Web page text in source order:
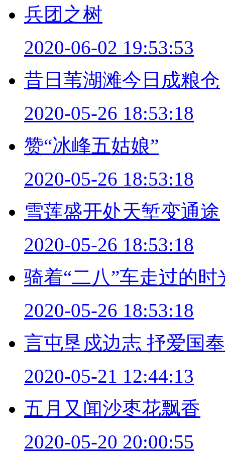
兵团之树
2020-06-02 19:53:53
昔日苇湖滩今日成粮仓
2020-05-26 18:53:18
赞“冰峰五姑娘”
2020-05-26 18:53:18
雪莲盛开处天堑变通途
2020-05-26 18:53:18
骑着“二八”车走过的时
2020-05-26 18:53:18
言屯垦戍边志 抒爱国
2020-05-21 12:44:13
五月又闻沙枣花飘香
2020-05-20 20:00:55